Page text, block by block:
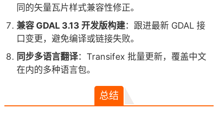
同的矢量瓦片样式兼容性修正。
兼容 GDAL 3.13 开发版构建：跟进最新 GDAL 接
口变更，避免编译或链接失败。
同步多语言翻译：Transifex 批量更新，覆盖中文
在内的多种语言包。
总结